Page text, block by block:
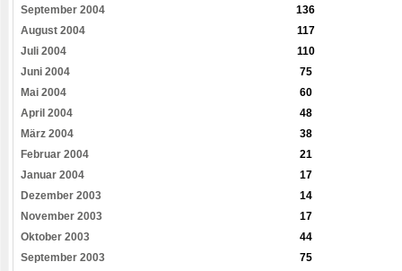
September 2004
136
August 2004
117
Juli 2004
110
Juni 2004
75
Mai 2004
60
April 2004
48
März 2004
38
Februar 2004
21
Januar 2004
17
Dezember 2003
14
November 2003
17
Oktober 2003
44
September 2003
75